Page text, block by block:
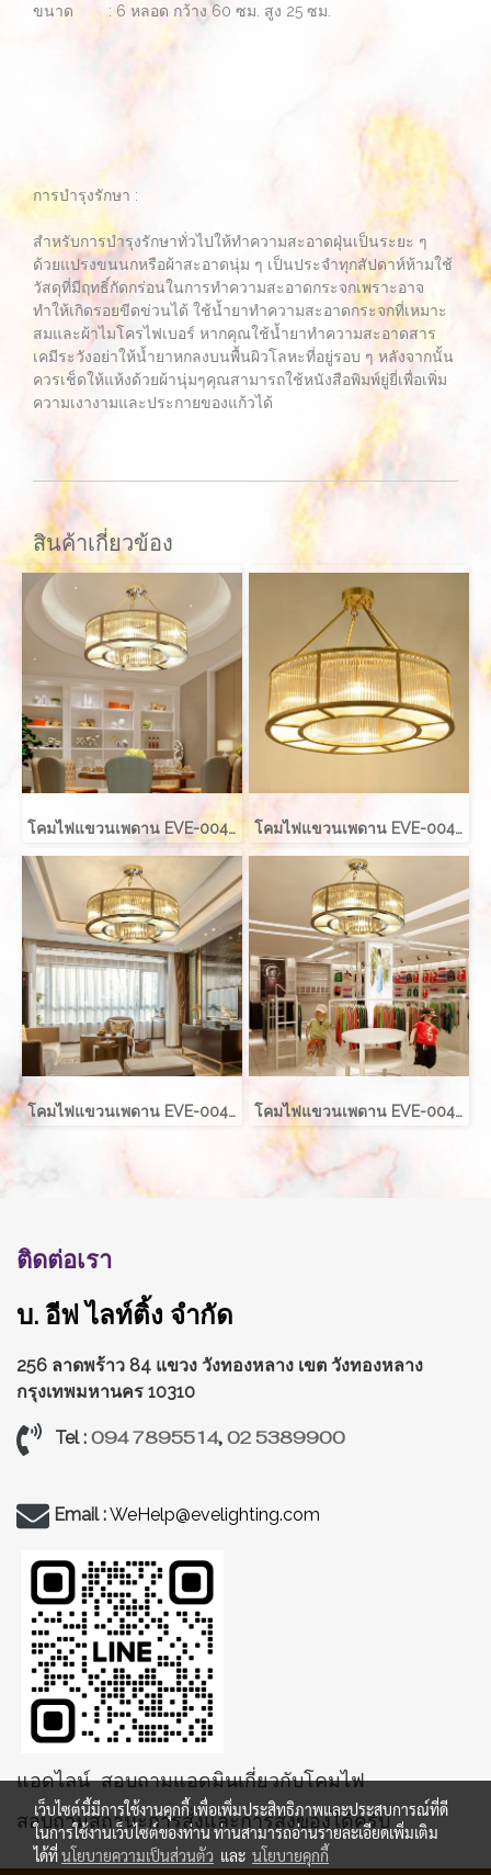
ขนาด : 6 หลอด กว้าง 60 ซม. สูง 25 ซม.
การบำรุงรักษา :
สำหรับการบำรุงรักษาทั่วไปให้ทำความสะอาดฝุ่นเป็นระยะ ๆ
ด้วยแปรงขนนกหรือผ้าสะอาดนุ่ม ๆ เป็นประจำทุกสัปดาห์ห้ามใช้
วัสดุที่มีฤทธิ์กัดกร่อนในการทำความสะอาดกระจกเพราะอาจ
ทำให้เกิดรอยขีดข่วนได้ ใช้น้ำยาทำความสะอาดกระจกที่เหมาะ
สมและผ้าไมโครไฟเบอร์ หากคุณใช้น้ำยาทำความสะอาดสาร
เคมีระวังอย่าให้น้ำยาหกลงบนพื้นผิวโลหะที่อยู่รอบ ๆ หลังจากนั้น
ควรเช็ดให้แห้งด้วยผ้านุ่มๆคุณสามารถใช้หนังสือพิมพ์ยู่ยี่เพื่อเพิ่ม
ความเงางามและประกายของแก้วได้
สินค้าเกี่ยวข้อง
โคมไฟแขวนเพดาน EVE-00421 LED 70W ขนาด กว้าง 80 ซม. สูง 40 ซม. โคมไฟแขวนเพดาน EVE-00421 LED 80W ขนาด กว้าง 100 ซม. สูง 40 ซม.
โคมไฟแขวนเพดาน EVE-00421 LED 50W ขนาด กว้าง 40 ซม. สูง 40 ซม. โคมไฟแขวนเพดาน EVE-00421 LED 60W ขนาด กว้าง 60 ซม. สูง 40 ซม.
ติดต่อเรา
บ. อีฟ ไลท์ติ้ง จำกัด
256 ลาดพร้าว 84 แขวง วังทองหลาง เขต วังทองหลาง
กรุงเทพมหานคร 10310
Tel : 094 7895514,02 5389900
Email :WeHelp@evelighting.com
แอดไลน์ สอบถามแอดมินเกี่ยวกับโคมไฟ
สอบถามสถานะการสั่งและการส่งของได้ครับ
เว็บไซต์นี้มีการใช้งานคุกกี้ เพื่อเพิ่มประสิทธิภาพและประสบการณ์ที่ดี
ในการใช้งานเว็บไซต์ของท่าน ท่านสามารถอ่านรายละเอียดเพิ่มเติม
ได้ที่นโยบายความเป็นส่วนตัว และ นโยบายคุกกี้